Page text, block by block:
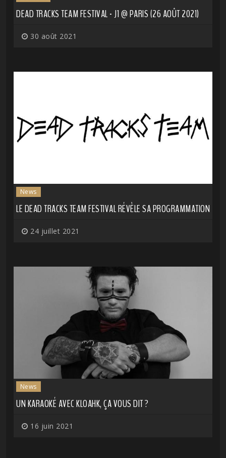
DEAD TRACKS TEAM FESTIVAL - J1 @ PARIS (26 AOÛT 2021)
30 août 2021
News
LE DEAD TRACKS TEAM FESTIVAL RÉVÈLE SA PROGRAMMATION
24 juillet 2021
News
UN KARAOKÉ AVEC KLOAHK, ÇA VOUS DIT ?
16 juin 2021